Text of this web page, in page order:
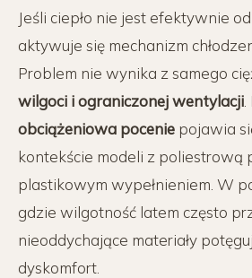
Jeśli ciepło nie jest efektywnie
aktywuje się mechanizm
Problem nie wynika z samego
wilgoci i ograniczonej wentylacji
obciążeniowa pocenie pojawia
kontekście modeli z poliestrową
plastikowym wypełnieniem. W
gdzie wilgotność latem często
nieoddychające materiały
dyskomfort.